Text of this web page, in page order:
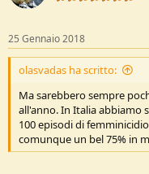
25 Gennaio 2018
olasvadas ha scritto:
Ma sarebbero sempre
all'anno. In Italia abbiamo
100 episodi di
comunque un bel 75% in